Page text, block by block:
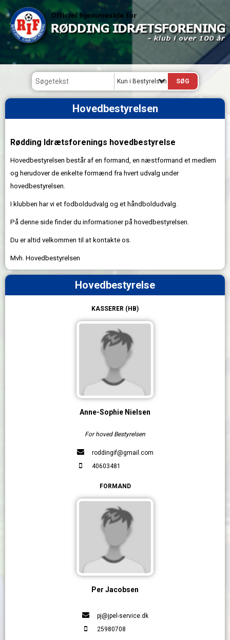
Kun i Bestyrelsen
Hovedbestyrelsen
Rødding Idrætsforenings hovedbestyrelse
Hovedbestyrelsen består af en formand, en næstformand et medlem
og herudover de enkelte formænd fra hvert udvalg under
hovedbestyrelsen.
I klubben har vi et fodboldudvalg og et håndboldudvalg.
På denne side finder du informationer på hovedbestyrelsen.
Du er altid velkommen til at kontakte os.
Mvh. Hovedbestyrelsen
Hovedbestyrelse
KASSERER (HB)
Anne-Sophie Nielsen
For hoved Bestyrelsen
roddingif@gmail.com
40603481
FORMAND
Per Jacobsen
pj@jpel-service.dk
25980708